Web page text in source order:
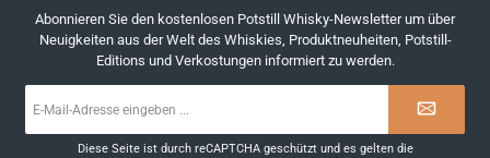
Abonnieren Sie den kostenlosen Potstill Whisky-Newsletter um über
Neuigkeiten aus der Welt des Whiskies, Produktneuheiten, Potstill-
Editions und Verkostungen informiert zu werden.
Mail-
Diese Seite ist durch reCAPTCHA geschützt und es gelten die